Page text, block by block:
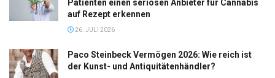
Patienten einen seriösen Anbieter für Cannabis
auf Rezept erkennen
26. JULI 2026
Paco Steinbeck Vermögen 2026: Wie reich ist
der Kunst- und Antiquitätenhändler?